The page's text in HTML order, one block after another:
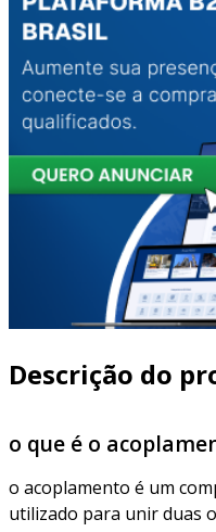
Descrição do
o que é o
o acoplamento é um
utilizado para unir duas